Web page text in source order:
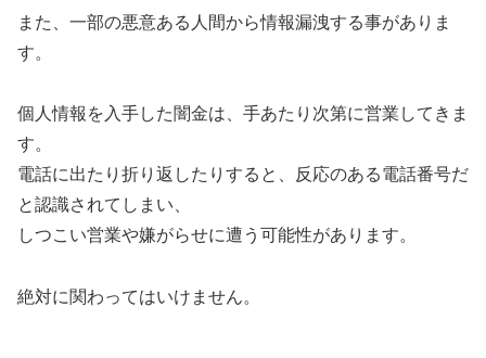
また、一部の悪意ある人間から情報漏洩する事がありま
す。
個人情報を入手した闇金は、手あたり次第に営業してきま
す。
電話に出たり折り返したりすると、反応のある電話番号だ
と認識されてしまい、
しつこい営業や嫌がらせに遭う可能性があります。
絶対に関わってはいけません。